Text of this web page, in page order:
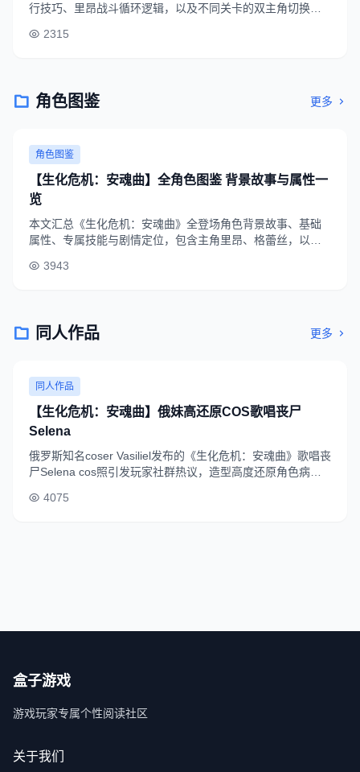
行技巧、里昂战斗循环逻辑，以及不同关卡的双主角切换策
2315
角色图鉴 更多
角色图鉴
【生化危机：安魂曲】全角色图鉴 背景故事与属性一
览
本文汇总《生化危机：安魂曲》全登场角色背景故事、基础
属性、专属技能与剧情定位，包含主角里昂、格蕾丝，以及
定。3943
同人作品 更多
同人作品
【生化危机：安魂曲】俄妹高还原COS歌唱丧尸
Selena
俄罗斯知名coser Vasiliel发布的《生化危机：安魂曲》歌唱丧
尸Selena cos照引发玩家社群热议，造型高度还原角色病态
4075
盒子游戏
游戏玩家专属个性阅读社区
关于我们